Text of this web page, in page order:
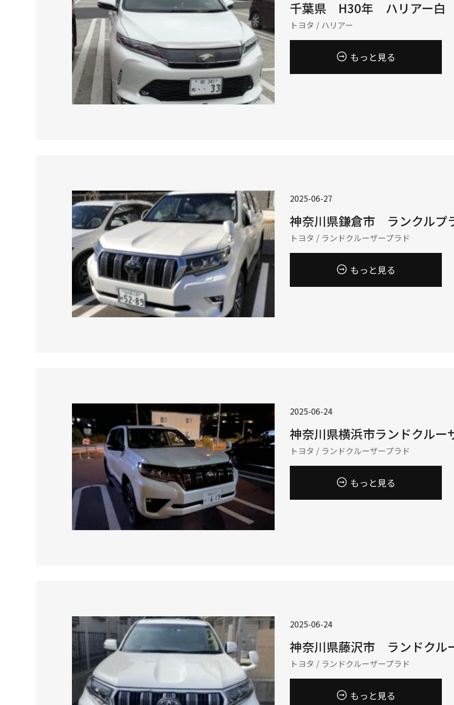
千葉県 H30年 ハリアー
トヨタ / ハリアー
もっと見る
2025-06-27
神奈川県鎌倉市 ランクルプ
トヨタ / ランドクルーザープラド
もっと見る
2025-06-24
神奈川県横浜市ランドクル
トヨタ / ランドクルーザープラド
もっと見る
2025-06-24
神奈川県藤沢市 ランドクル
トヨタ / ランドクルーザープラド
もっと見る